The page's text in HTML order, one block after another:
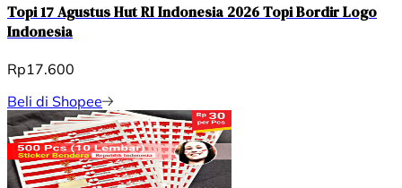
Topi 17 Agustus Hut RI Indonesia 2026 Topi Bordir Logo
Indonesia
Rp17.600
Beli di Shopee